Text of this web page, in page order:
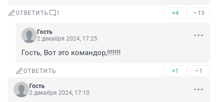
ОТВЕТИТЬ 1 +4 –13
Гость
2 декабря 2024, 17:25
Гость, Вот это командор,!!!!!!!
ОТВЕТИТЬ +1 –1
Гость
2 декабря 2024, 17:10